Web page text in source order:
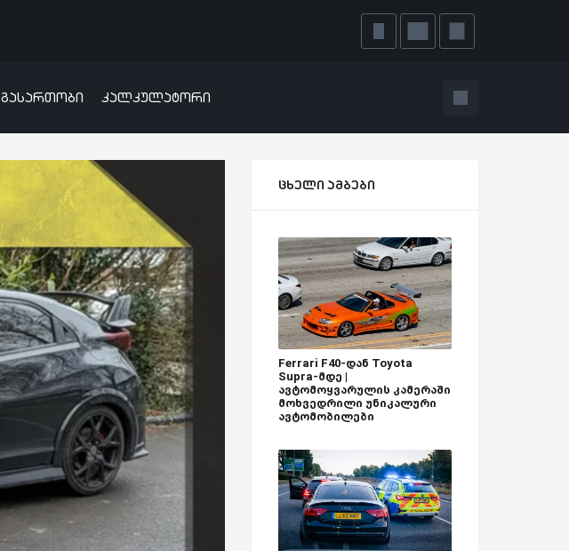
გასართობი კალკულატორი
ცხელი ამბები
Ferrari F40-დან Toyota
Supra-მდე |
ავტომოყვარულის კამერაში
მოხვედრილი უნიკალური
ავტომობილები